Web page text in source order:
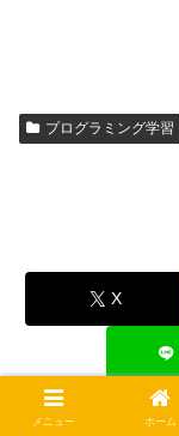
プログラミング学習
X
メニュー ホーム